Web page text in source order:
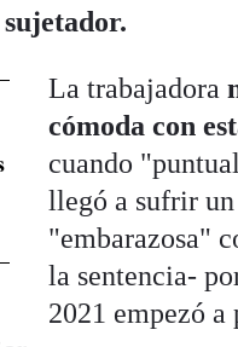
La trabajadora
cómoda con
cuando
llegó a sufrir
"embarazosa"
la sentencia-
2021 empezó a